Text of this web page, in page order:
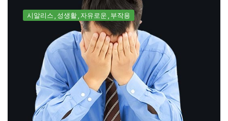
시알리스 성생활 자유로운 부작용